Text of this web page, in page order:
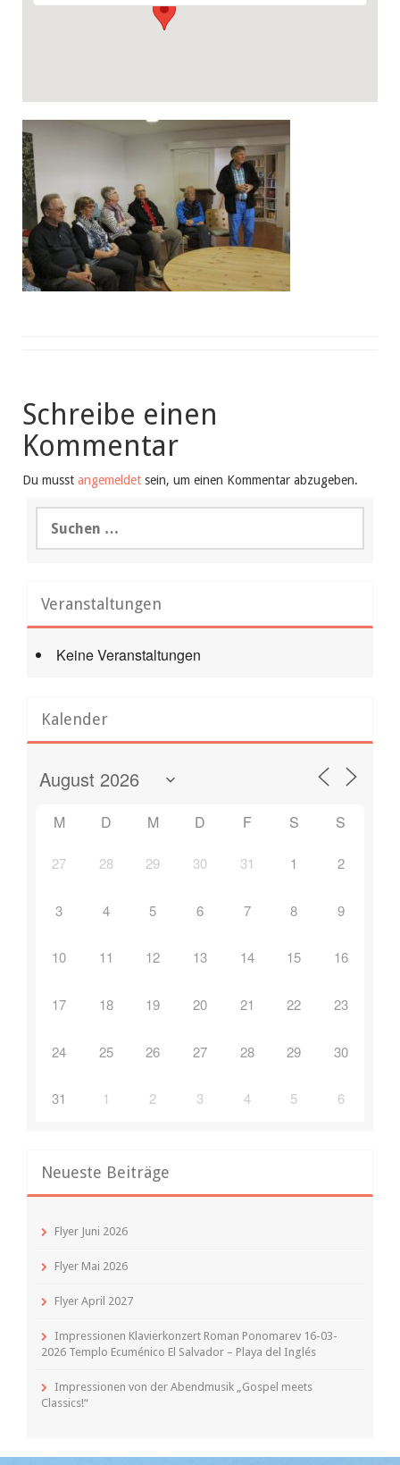
Schreibe einen
Kommentar
Du musst angemeldet sein, um einen Kommentar abzugeben.
nach:
Veranstaltungen
Keine Veranstaltungen
Kalender
M D M D F S S
27 28 29 30 31 1 2
3 4 5 6 7 8 9
10 11 12 13 14 15 16
17 18 19 20 21 22 23
24 25 26 27 28 29 30
31 1 2 3 4 5 6
Neueste Beiträge
Flyer Juni 2026
Flyer Mai 2026
Flyer April 2027
Impressionen Klavierkonzert Roman Ponomarev 16-03-
2026 Templo Ecuménico El Salvador – Playa del Inglés
Impressionen von der Abendmusik „Gospel meets
Classics!“